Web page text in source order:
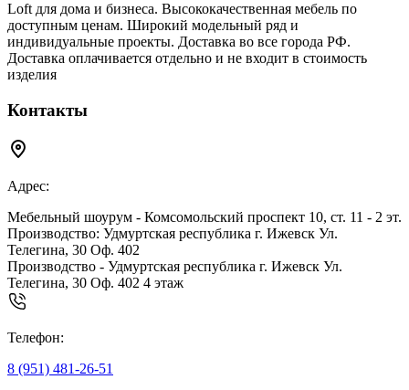
Loft для дома и бизнеса. Высококачественная мебель по
доступным ценам. Широкий модельный ряд и
индивидуальные проекты. Доставка во все города РФ.
Доставка оплачивается отдельно и не входит в стоимость
изделия
Контакты
Адрес:
Мебельный шоурум - Комсомольский проспект 10, ст. 11 - 2 эт.
Производство: Удмуртская республика г. Ижевск Ул.
Телегина, 30 Оф. 402
Производство - Удмуртская республика г. Ижевск Ул.
Телегина, 30 Оф. 402 4 этаж
Телефон:
8 (951) 481-26-51